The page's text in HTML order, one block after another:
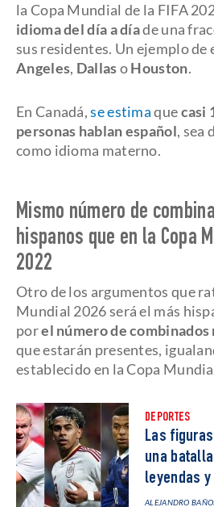
la Copa Mundial de la FIFA
idioma del día a díade una
sus residentes. Un ejemplo de
Angeles, DallasoHouston.
En Canadá,se estimaquecasi
personas hablan español, sea
como idioma materno.
Mismo número de
hispanos que en la Copa
2022
Otro de los argumentos que
Mundial 2026 será el más
porel número de
que estarán presentes,
establecido en la Copa
DEPORTES
Las
una
leyendas
ALEJANDRO